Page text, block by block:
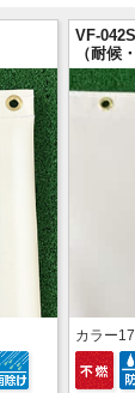
VF-
（耐候
カラー17